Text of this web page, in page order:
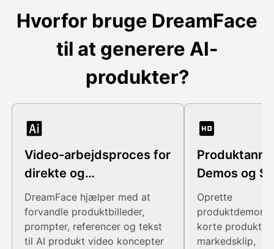
Hvorfor bruge DreamFace
til at generere AI-
produkter?
Video-arbejdsproces for
direkte og
billedprodukter
DreamFace hjælper med at
forvandle produktbilleder,
prompter, referencer og tekst
til AI produkt video koncepter
Demos og
Oprette
korte
markedsklip,